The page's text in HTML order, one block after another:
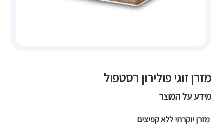
מזרן זוגי פולירון רסטפול
מידע על המוצר
מזרן יוקרתי ללא קפיצים